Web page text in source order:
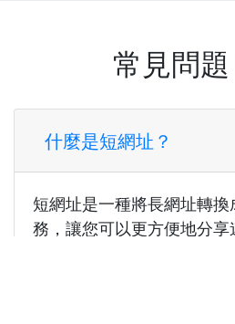
常見問
什麼是短網址？
短網址是一種將長網址轉
務，讓您可以更方便地分享